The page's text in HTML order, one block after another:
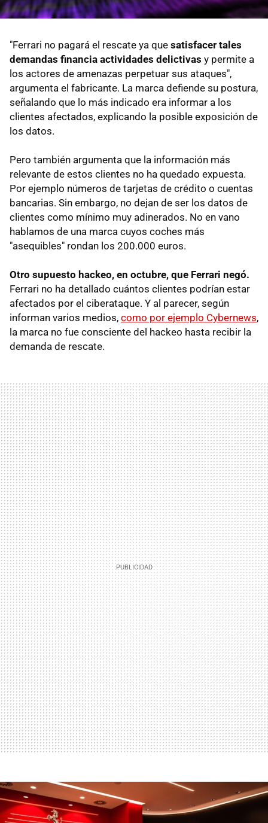
"Ferrari no pagará el rescate ya que satisfacer tales
demandas financia actividades delictivas y permite a
los actores de amenazas perpetuar sus ataques",
argumenta el fabricante. La marca defiende su postura,
señalando que lo más indicado era informar a los
clientes afectados, explicando la posible exposición de
los datos.
Pero también argumenta que la información más
relevante de estos clientes no ha quedado expuesta.
Por ejemplo números de tarjetas de crédito o cuentas
bancarias. Sin embargo, no dejan de ser los datos de
clientes como mínimo muy adinerados. No en vano
hablamos de una marca cuyos coches más
"asequibles" rondan los 200.000 euros.
Otro supuesto hackeo, en octubre, que Ferrari negó.
Ferrari no ha detallado cuántos clientes podrían estar
afectados por el ciberataque. Y al parecer, según
informan varios medios, como por ejemplo Cybernews,
la marca no fue consciente del hackeo hasta recibir la
demanda de rescate.